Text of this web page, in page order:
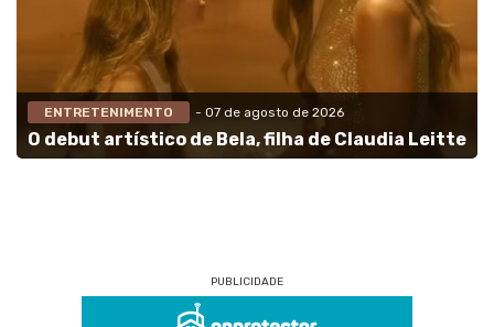
ENTRETENIMENTO - 07 de agosto de 2026
O debut artístico de Bela, filha de Claudia Leitte
PUBLICIDADE